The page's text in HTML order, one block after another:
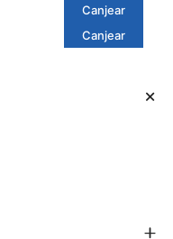
Canjear
Canjear